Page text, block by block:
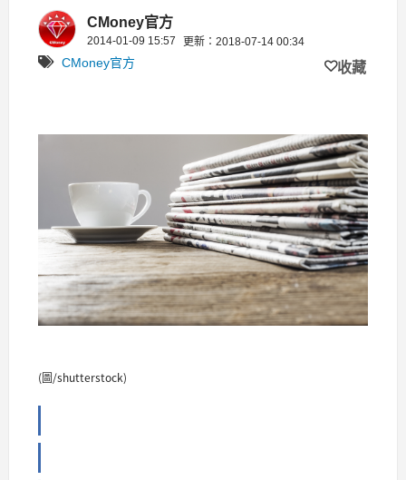
CMoney官方
2014-01-09 15:57 更新：2018-07-14 00:34
CMoney官方 收藏
(圖/shutterstock)